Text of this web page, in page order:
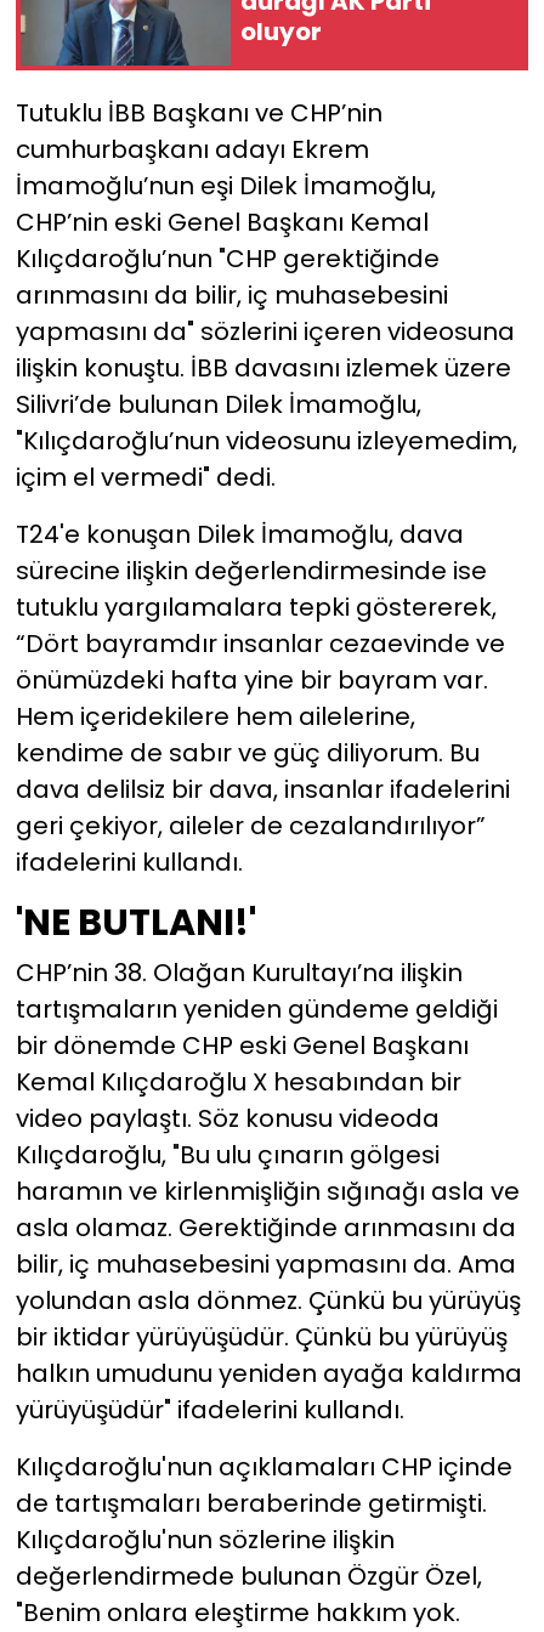
oluyor
Tutuklu İBB Başkanı ve CHP’nin
cumhurbaşkanı adayı Ekrem
İmamoğlu’nun eşi Dilek İmamoğlu,
CHP’nin eski Genel Başkanı Kemal
Kılıçdaroğlu’nun "CHP gerektiğinde
arınmasını da bilir, iç muhasebesini
yapmasını da" sözlerini içeren videosuna
ilişkin konuştu. İBB davasını izlemek üzere
Silivri’de bulunan Dilek İmamoğlu,
"Kılıçdaroğlu’nun videosunu izleyemedim,
içim el vermedi" dedi.
T24'e konuşan Dilek İmamoğlu, dava
sürecine ilişkin değerlendirmesinde ise
tutuklu yargılamalara tepki göstererek,
“Dört bayramdır insanlar cezaevinde ve
önümüzdeki hafta yine bir bayram var.
Hem içeridekilere hem ailelerine,
kendime de sabır ve güç diliyorum. Bu
dava delilsiz bir dava, insanlar ifadelerini
geri çekiyor, aileler de cezalandırılıyor”
ifadelerini kullandı.
'NE BUTLANI!'
CHP’nin 38. Olağan Kurultayı’na ilişkin
tartışmaların yeniden gündeme geldiği
bir dönemde CHP eski Genel Başkanı
Kemal Kılıçdaroğlu X hesabından bir
video paylaştı. Söz konusu videoda
Kılıçdaroğlu, "Bu ulu çınarın gölgesi
haramın ve kirlenmişliğin sığınağı asla ve
asla olamaz. Gerektiğinde arınmasını da
bilir, iç muhasebesini yapmasını da. Ama
yolundan asla dönmez. Çünkü bu yürüyüş
bir iktidar yürüyüşüdür. Çünkü bu yürüyüş
halkın umudunu yeniden ayağa kaldırma
yürüyüşüdür" ifadelerini kullandı.
Kılıçdaroğlu'nun açıklamaları CHP içinde
de tartışmaları beraberinde getirmişti.
Kılıçdaroğlu'nun sözlerine ilişkin
değerlendirmede bulunan Özgür Özel,
"Benim onlara eleştirme hakkım yok.
YEREL YÖNETİMLER
Yurt